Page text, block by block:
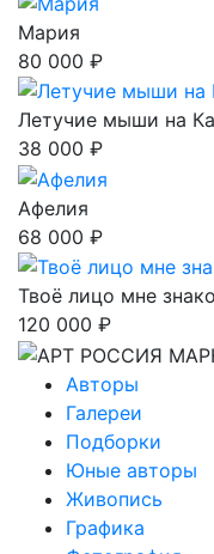
Мария
80 000 ₽
Летучие мыши на
38 000 ₽
Афелия
68 000 ₽
Твоё лицо мне
120 000 ₽
Авторы
Галереи
Подборки
Юные авторы
Живопись
Графика